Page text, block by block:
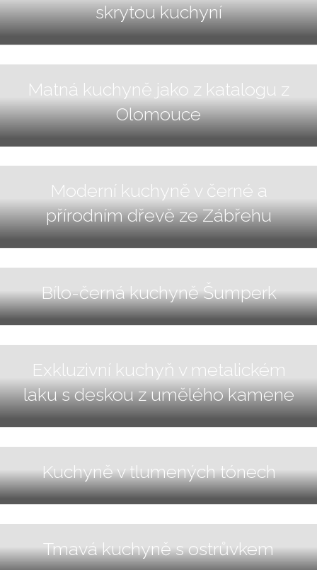
skrytou kuchyní
Matná kuchyně jako z katalogu z
Olomouce
Moderní kuchyně v černé a
přírodním dřevě ze Zábřehu
Bílo-černá kuchyně Šumperk
Exkluzivní kuchyň v metalickém
laku s deskou z umělého kamene
Kuchyně v tlumených tónech
Tmavá kuchyně s ostrůvkem